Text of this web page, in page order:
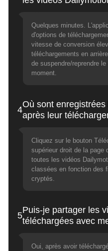
Quelques minutes.
d'options de
vitesse de conversion
téléchargements en
de suspendre/reprendre
moment.
4
Où sont
après leur
Cliquez sur le bouton
supérieur droit de la page
toutes les vidéos
classées en fonction des
cryptés.
5
Puis-je partager les
téléchargées avec
Oui, après avoir